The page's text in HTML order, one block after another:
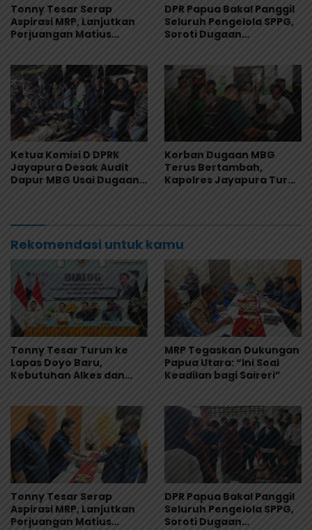
Tonny Tesar Serap
Aspirasi MRP, Lanjutkan
Perjuangan Matius
Masyarakat Adat
DPR Papua Bakal Panggil
Seluruh Pengelola SPPG,
Soroti Dugaan
Ketua Komisi D DPRK
Jayapura Desak Audit
Dapur MBG Usai Dugaan
Korban Dugaan MBG
Terus Bertambah,
Kapolres Jayapura Turun
Rekomendasi untuk kamu
Tonny Tesar Turun ke
Lapas Doyo Baru,
Kebutuhan Alkes dan
MRP Tegaskan Dukungan
Papua Utara: “Ini Soal
Keadilan bagi Saireri”
Tonny Tesar Serap
Aspirasi MRP, Lanjutkan
Perjuangan Matius
DPR Papua Bakal Panggil
Seluruh Pengelola SPPG,
Soroti Dugaan